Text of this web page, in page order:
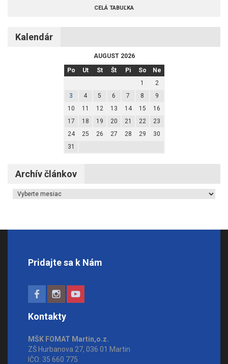
CELÁ TABUĽKA
Kalendár
AUGUST 2026
Po
Ut St Št Pi So
Ne
1
2
3
4 5 6 7 8
9
10
11 12 13 14 15
16
17
18 19 20 21 22
23
24
25 26 27 28 29
30
31
Archív článkov
Archív článkov
Pridajte sa k Nám
Kontakty
MŠK FOMAT Martin,o.z.
ZŠ Hurbanova 27, 036 01 Martin
IČO: 35 660 775